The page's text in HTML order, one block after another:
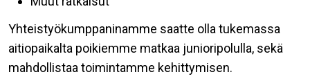
Yhteistyökumppaninamme saatte olla tukemassa
aitiopaikalta poikiemme matkaa junioripolulla, sekä
mahdollistaa toimintamme kehittymisen.